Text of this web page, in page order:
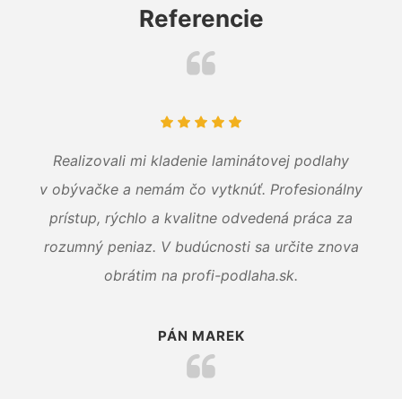
Referencie
Realizovali mi kladenie laminátovej podlahy
v obývačke a nemám čo vytknúť. Profesionálny
prístup, rýchlo a kvalitne odvedená práca za
rozumný peniaz. V budúcnosti sa určite znova
obrátim na profi-podlaha.sk.
PÁN MAREK